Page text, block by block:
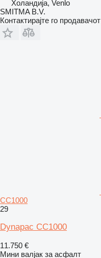
Холандија, Venlo
SMITMA B.V.
Контактирајте го продавачот
CC1000
29
Dynapac CC1000
11.750 €
Мини валјак за асфалт